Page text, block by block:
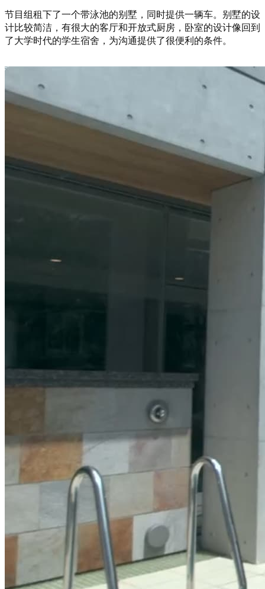
节目组租下了一个带泳池的别墅，同时提供一辆车。别墅的设
计比较简洁，有很大的客厅和开放式厨房，卧室的设计像回到
了大学时代的学生宿舍，为沟通提供了很便利的条件。